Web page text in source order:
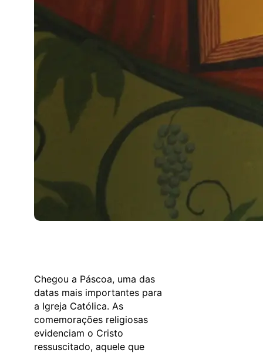
Chegou a Páscoa, uma das
datas mais importantes para
a Igreja Católica. As
comemorações religiosas
evidenciam o Cristo
ressuscitado, aquele que